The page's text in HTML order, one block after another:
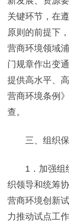
关键环节，在
原则的前提下
营商环境领域
门规章作出变
提供高水平、
营商环境条例
查。
三、组织
1．加强组织
织领导和统筹
营商环境创新
力推动试点工